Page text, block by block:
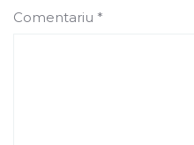
Comentariu *